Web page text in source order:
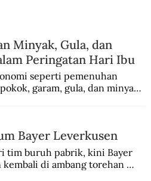
Minyak, Gula, dan
Peringatan Hari Ibu
seperti pemenuhan
garam, gula, dan minyak
Ibu.
Bayer Leverkusen
tim buruh pabrik, kini Bayer
kembali di ambang torehan